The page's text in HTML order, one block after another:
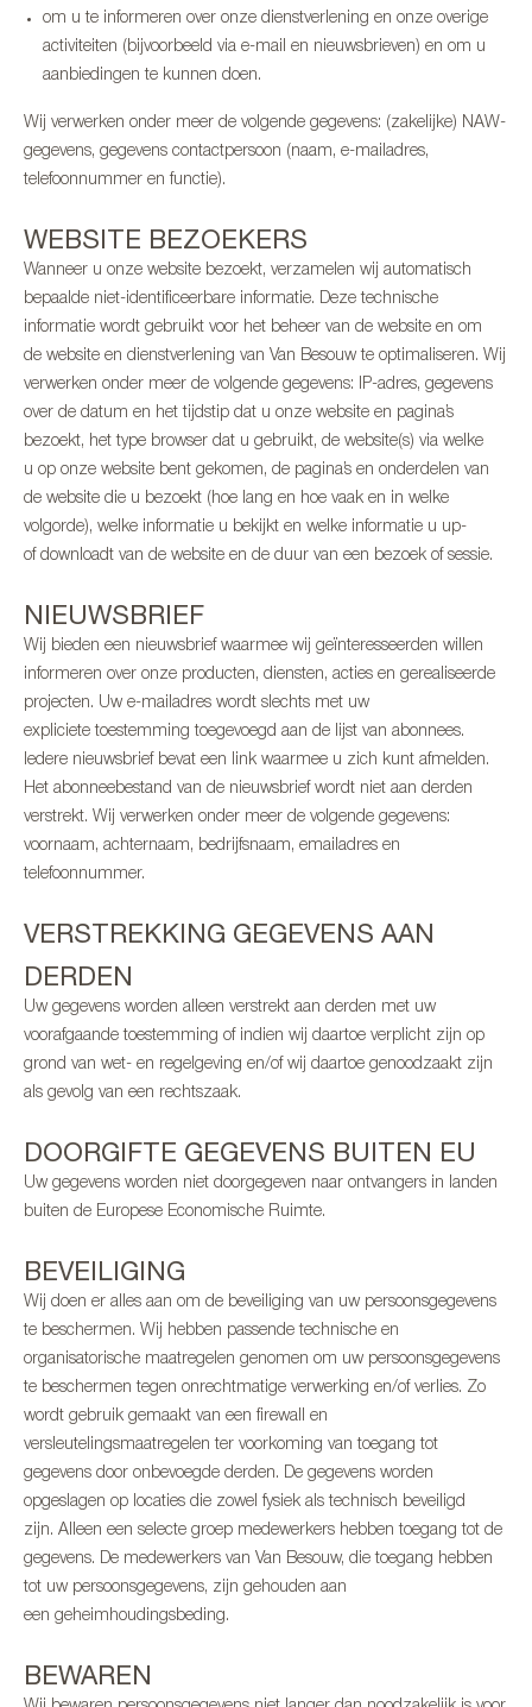
om u te informeren over onze dienstverlening en onze overige
activiteiten (bijvoorbeeld via e-mail en nieuwsbrieven) en om u
aanbiedingen te kunnen doen.
Wij verwerken onder meer de volgende gegevens: (zakelijke) NAW-
gegevens, gegevens contactpersoon (naam, e-mailadres,
telefoonnummer en functie).
WEBSITE BEZOEKERS
Wanneer u onze website bezoekt, verzamelen wij automatisch
bepaalde niet-identificeerbare informatie. Deze technische
informatie wordt gebruikt voor het beheer van de website en om
de website en dienstverlening van Van Besouw te optimaliseren. Wij
verwerken onder meer de volgende gegevens: IP-adres, gegevens
over de datum en het tijdstip dat u onze website en pagina’s
bezoekt, het type browser dat u gebruikt, de website(s) via welke
u op onze website bent gekomen, de pagina’s en onderdelen van
de website die u bezoekt (hoe lang en hoe vaak en in welke
volgorde), welke informatie u bekijkt en welke informatie u up-
of downloadt van de website en de duur van een bezoek of sessie.
NIEUWSBRIEF
Wij bieden een nieuwsbrief waarmee wij geïnteresseerden willen
informeren over onze producten, diensten, acties en gerealiseerde
projecten. Uw e-mailadres wordt slechts met uw
expliciete toestemming toegevoegd aan de lijst van abonnees.
Iedere nieuwsbrief bevat een link waarmee u zich kunt afmelden.
Het abonneebestand van de nieuwsbrief wordt niet aan derden
verstrekt. Wij verwerken onder meer de volgende gegevens:
voornaam, achternaam, bedrijfsnaam, emailadres en
telefoonnummer.
VERSTREKKING GEGEVENS AAN
DERDEN
Uw gegevens worden alleen verstrekt aan derden met uw
voorafgaande toestemming of indien wij daartoe verplicht zijn op
grond van wet- en regelgeving en/of wij daartoe genoodzaakt zijn
als gevolg van een rechtszaak.
DOORGIFTE GEGEVENS BUITEN EU
Uw gegevens worden niet doorgegeven naar ontvangers in landen
buiten de Europese Economische Ruimte.
BEVEILIGING
Wij doen er alles aan om de beveiliging van uw persoonsgegevens
te beschermen. Wij hebben passende technische en
organisatorische maatregelen genomen om uw persoonsgegevens
te beschermen tegen onrechtmatige verwerking en/of verlies. Zo
wordt gebruik gemaakt van een firewall en
versleutelingsmaatregelen ter voorkoming van toegang tot
gegevens door onbevoegde derden. De gegevens worden
opgeslagen op locaties die zowel fysiek als technisch beveiligd
zijn. Alleen een selecte groep medewerkers hebben toegang tot de
gegevens. De medewerkers van Van Besouw, die toegang hebben
tot uw persoonsgegevens, zijn gehouden aan
een geheimhoudingsbeding.
BEWAREN